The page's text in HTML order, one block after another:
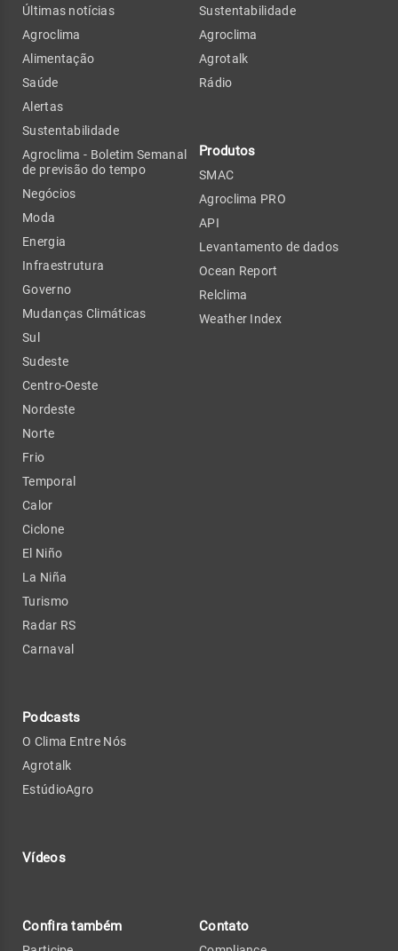
Últimas notícias
Agroclima
Alimentação
Saúde
Alertas
Sustentabilidade
Agroclima - Boletim Semanal
de previsão do tempo
Negócios
Moda
Energia
Infraestrutura
Governo
Mudanças Climáticas
Sul
Sudeste
Centro-Oeste
Nordeste
Norte
Frio
Temporal
Calor
Ciclone
El Niño
La Niña
Turismo
Radar RS
Carnaval
Podcasts
O Clima Entre Nós
Agrotalk
EstúdioAgro
Vídeos
Sustentabilidade
Agroclima
Agrotalk
Rádio
Produtos
SMAC
Agroclima PRO
API
Levantamento de dados
Ocean Report
Relclima
Weather Index
Confira também Contato